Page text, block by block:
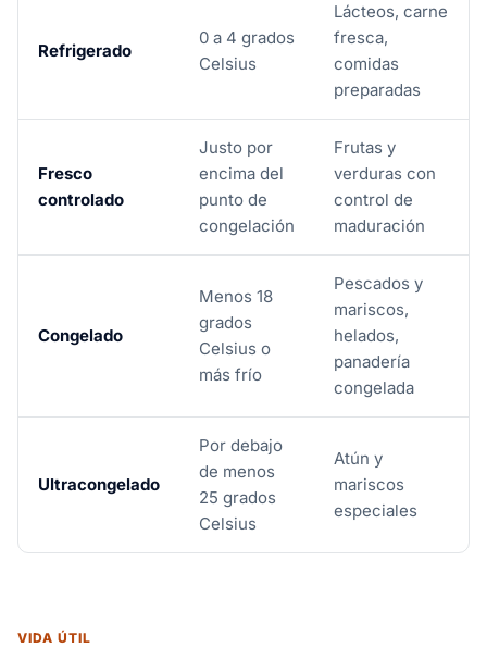
Refrigerado
0 a 4 grados
Celsius
Lácteos, carne
fresca,
comidas
preparadas
Fresco
controlado
Justo por
encima del
punto de
congelación
Frutas y
verduras con
control de
maduración
Congelado
Menos 18
grados
Celsius o
más frío
Pescados y
mariscos,
helados,
panadería
congelada
Ultracongelado
Por debajo
de menos
25 grados
Celsius
Atún y
mariscos
especiales
VIDA ÚTIL